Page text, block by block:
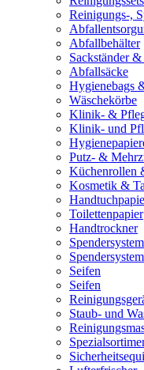
Reinigungs-,
Abfallbehälter
Sackständer
Abfallsäcke
Hygienebags
Wäschekörbe
Klinik- &
Klinik- und
Putz- &
Küchenrollen
Kosmetik &
Toilettenpapier
Handtrockner
Seifen
Seifen
Staub- und